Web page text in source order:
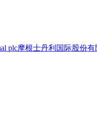
plc摩根士丹利国际股份有